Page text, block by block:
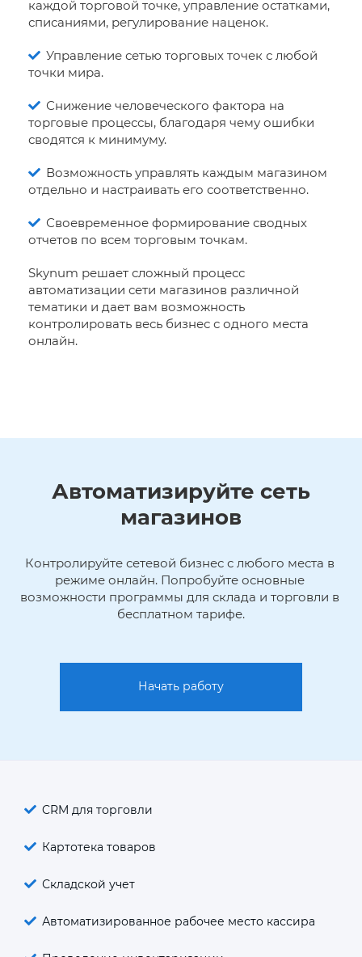
каждой торговой точке, управление остатками,
списаниями, регулирование наценок.
Управление сетью торговых точек с любой
точки мира.
Снижение человеческого фактора на
торговые процессы, благодаря чему ошибки
сводятся к минимуму.
Возможность управлять каждым магазином
отдельно и настраивать его соответственно.
Своевременное формирование сводных
отчетов по всем торговым точкам.
Skynum решает сложный процесс
автоматизации сети магазинов различной
тематики и дает вам возможность
контролировать весь бизнес с одного места
онлайн.
Автоматизируйте сеть
магазинов
Контролируйте сетевой бизнес с любого места в
режиме онлайн. Попробуйте основные
возможности программы для склада и торговли в
бесплатном тарифе.
Начать работу
CRM для торговли
Картотека товаров
Складской учет
Автоматизированное рабочее место кассира